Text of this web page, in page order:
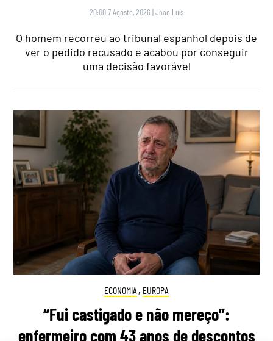
20:00 7 Agosto, 2026 |João Luís
O homem recorreu ao tribunal espanhol depois de
ver o pedido recusado e acabou por conseguir
uma decisão favorável
ECONOMIA , EUROPA
“Fui castigado e não mereço”:
enfermeiro com 43 anos de descontos